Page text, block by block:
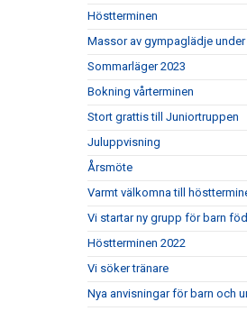
Höstterminen
Massor av gympaglädje under
Sommarläger 2023
Bokning vårterminen
Stort grattis till Juniortruppen
Juluppvisning
Årsmöte
Varmt välkomna till
Vi startar ny grupp för barn
Höstterminen 2022
Vi söker tränare
Nya anvisningar för barn och